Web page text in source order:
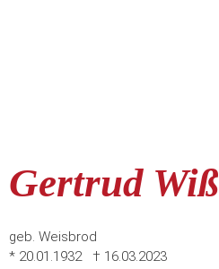
Gertrud Wiß
geb. Weisbrod
* 20.01.1932 † 16.03.2023